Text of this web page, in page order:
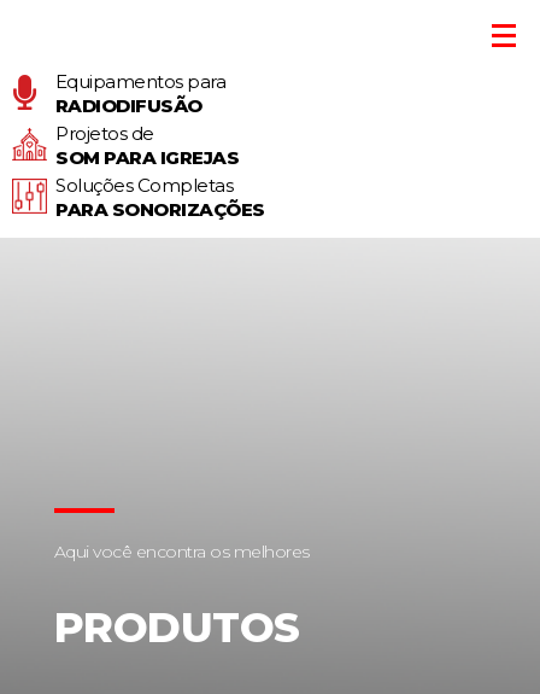
Equipamentos para
RADIODIFUSÃO
Projetos de
SOM PARA IGREJAS
Soluções Completas
PARA SONORIZAÇÕES
Aqui você encontra os melhores
PRODUTOS